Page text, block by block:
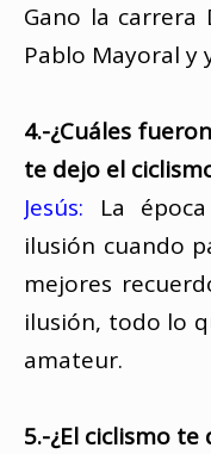
Gano la carrera
Pablo Mayoral y
4.-¿Cuáles
te dejo el
Jesús: La
ilusión cuando
mejores
ilusión, todo lo
amateur.
5.-¿El ciclismo te